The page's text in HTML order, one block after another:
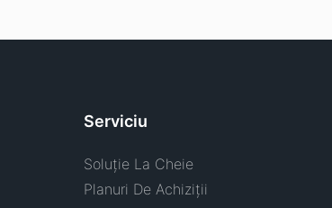
Serviciu
Soluție La Cheie
Planuri De Achiziții